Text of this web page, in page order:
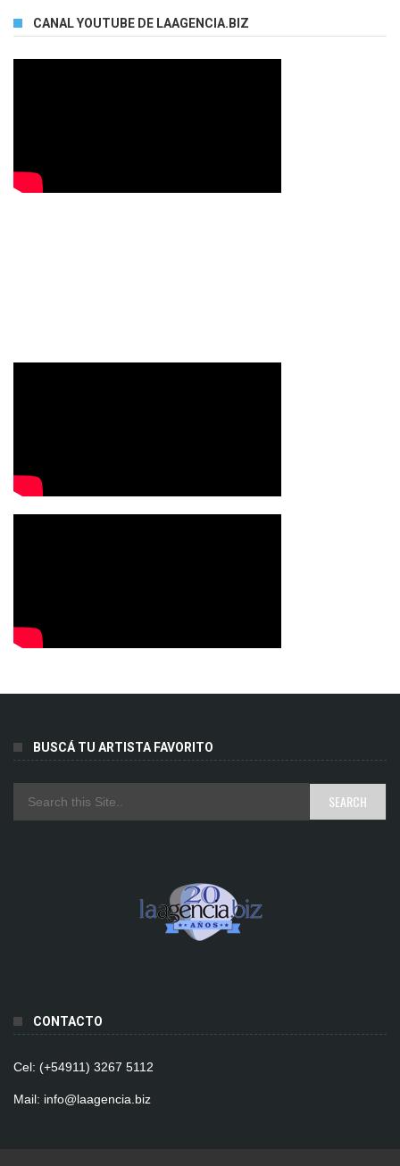
CANAL YOUTUBE DE LAAGENCIA.BIZ
BUSCÁ TU ARTISTA FAVORITO
CONTACTO
Cel: (+54911) 3267 5112
Mail: info@laagencia.biz